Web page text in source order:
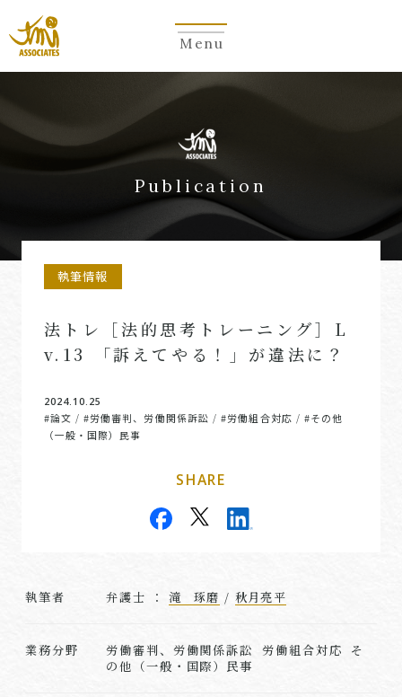
Menu
Publication
執筆情報
法トレ［法的思考トレーニング］L
v.13 「訴えてやる！」が違法に？
2024.10.25
#論文 / #労働審判、労働関係訴訟 /#労働組合対応 /#その他
（一般・国際）民事
SHARE
執筆者 弁護士 ： 滝 琢磨 / 秋月亮平
業務分野
労働審判、労働関係訴訟 労働組合対応 そ
の他（一般・国際）民事